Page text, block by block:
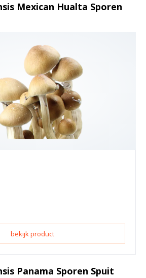
Mexican Hualta Sporen
bekijk product
Panama Sporen Spuit